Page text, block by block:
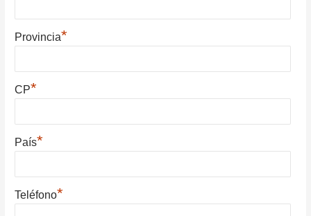
Provincia*
CP*
País*
Teléfono*